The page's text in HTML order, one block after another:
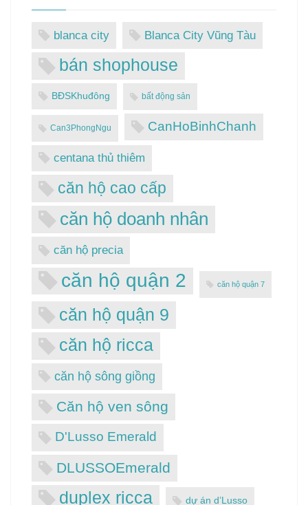
blanca city Blanca City Vũng Tàu
bán shophouse
BĐSKhuđông bất động sản
Can3PhongNgu CanHoBinhChanh
centana thủ thiêm
căn hộ cao cấp
căn hộ doanh nhân
căn hộ precia
căn hộ quận 2 căn hộ quận 7
căn hộ quận 9
căn hộ ricca
căn hộ sông giồng
Căn hộ ven sông
D'Lusso Emerald
DLUSSOEmerald
duplex ricca dự án d’Lusso